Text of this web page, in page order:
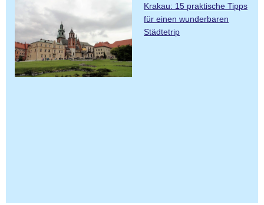
Krakau: 15 praktische Tipps
für einen wunderbaren
Städtetrip